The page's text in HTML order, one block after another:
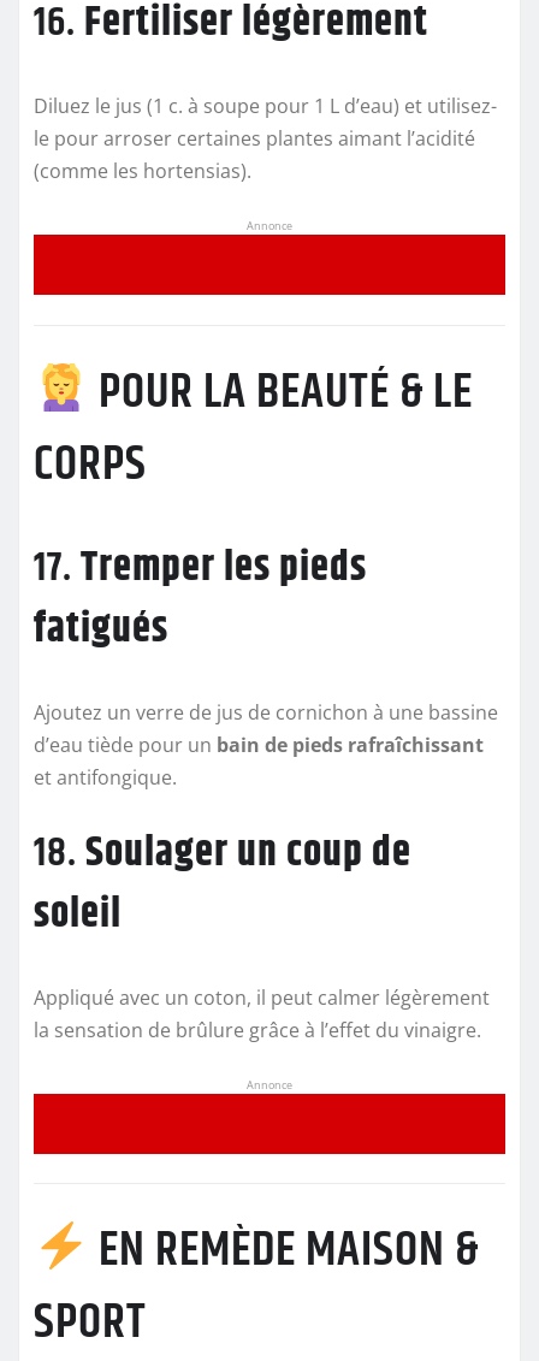
16.Fertiliser légèrement
Diluez le jus (1 c. à soupe pour 1 L d’eau) et utilisez-
le pour arroser certaines plantes aimant l’acidité
(comme les hortensias).
Annonce
POUR LA BEAUTÉ & LE
CORPS
17.Tremper les pieds
fatigués
Ajoutez un verre de jus de cornichon à une bassine
d’eau tiède pour un bain de pieds rafraîchissant
et antifongique.
18.Soulager un coup de
soleil
Appliqué avec un coton, il peut calmer légèrement
la sensation de brûlure grâce à l’effet du vinaigre.
Annonce
EN REMÈDE MAISON &
SPORT